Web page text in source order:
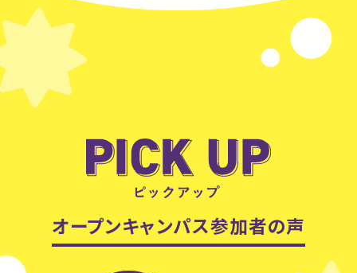
オープンキャンパス参加者の声